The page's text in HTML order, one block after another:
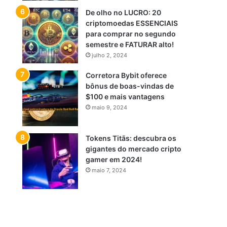
De olho no LUCRO: 20
criptomoedas ESSENCIAIS
para comprar no segundo
semestre e FATURAR alto!
julho 2, 2024
Corretora Bybit oferece
bônus de boas-vindas de
$100 e mais vantagens
maio 9, 2024
Tokens Titãs: descubra os
gigantes do mercado cripto
gamer em 2024!
maio 7, 2024